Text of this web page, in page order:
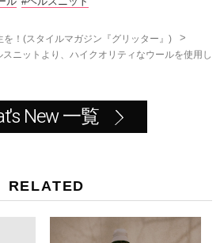
を！(スタイルマガジン『グリッター』) >
スニットより、ハイクオリティなウールを使用し
New 一覧
RELATED